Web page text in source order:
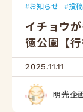
お知らせ 投
イチョウ
徳公園【行
2025.11.11
明光企